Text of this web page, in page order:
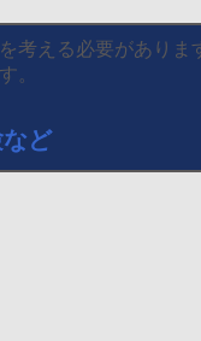
考える必要がありま
。
ど